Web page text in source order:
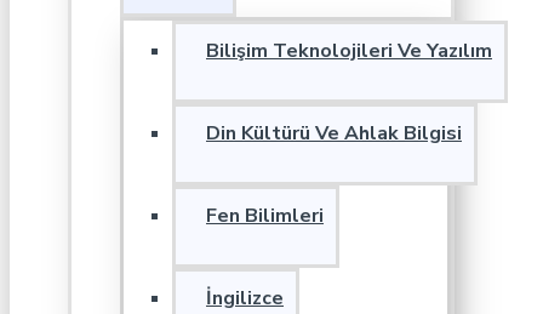
Bilişim Teknolojileri Ve Yazılım
Din Kültürü Ve Ahlak Bilgisi
Fen Bilimleri
İngilizce